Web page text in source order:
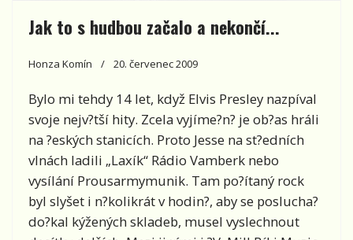
Jak to s hudbou začalo a nekončí...
Honza Komín 20. červenec 2009
Bylo mi tehdy 14 let, když Elvis Presley nazpíval
svoje nejv?tší hity. Zcela vyjíme?n? je ob?as hráli
na ?eských stanicích. Proto Jesse na st?edních
vlnách ladili „Laxík“ Rádio Vamberk nebo
vysílání Prousarmymunik. Tam po?ítaný rock
byl slyšet i n?kolikrát v hodin?, aby se poslucha?
do?kal kýžených skladeb, musel vyslechnout